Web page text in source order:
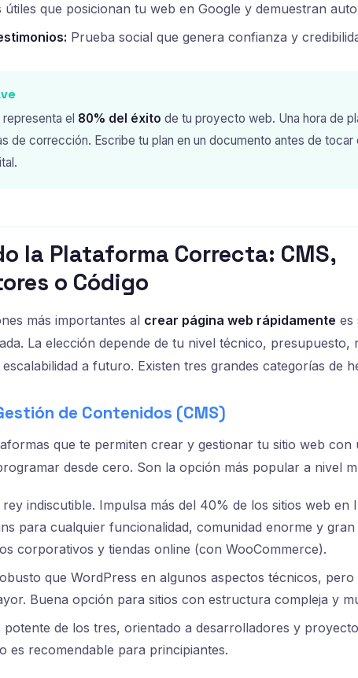
que posicionan tu web en Google y demuestran
Prueba social que genera confianza y
el 80% del éxito de tu proyecto web. Una hora de
de corrección. Escribe tu plan en un documento antes de tocar
la Plataforma Correcta: CMS,
o Código
más importantes al crear página web rápidamente es
La elección depende de tu nivel técnico, presupuesto,
a futuro. Existen tres grandes categorías de
de Contenidos (CMS)
que te permiten crear y gestionar tu sitio web con
desde cero. Son la opción más popular a nivel
rey indiscutible. Impulsa más del 40% de los sitios web en
para cualquier funcionalidad, comunidad enorme y gran
corporativos y tiendas online (con WooCommerce).
que WordPress en algunos aspectos técnicos,
Buena opción para sitios con estructura compleja y
potente de los tres, orientado a desarrolladores y
es recomendable para principiantes.